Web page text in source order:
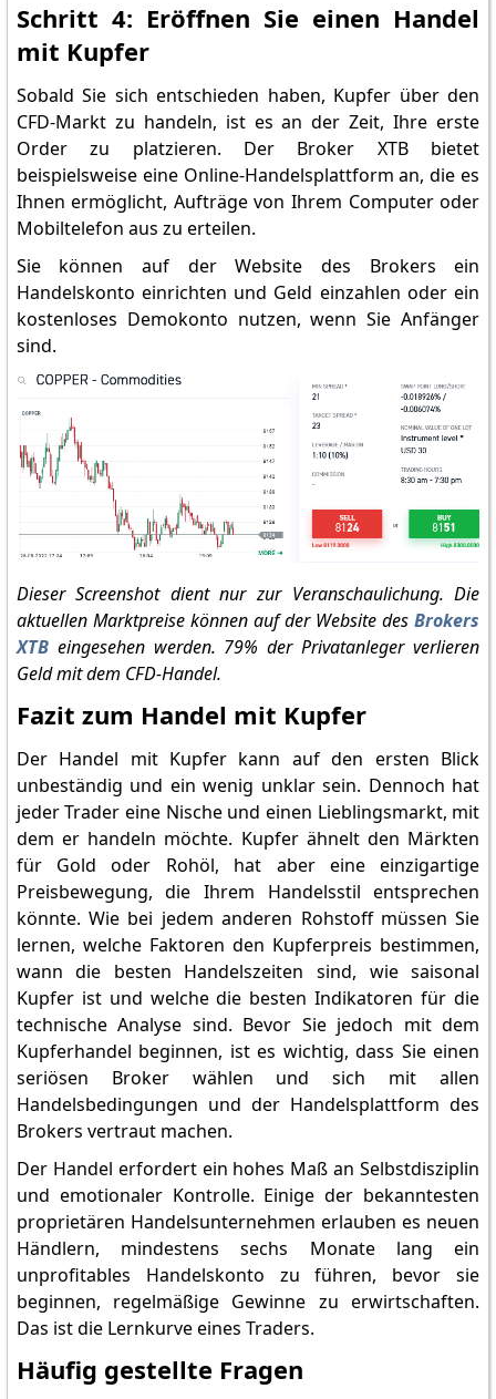
Schritt 4: Eröffnen Sie einen Handel
mit Kupfer
Sobald Sie sich entschieden haben, Kupfer über den
CFD-Markt zu handeln, ist es an der Zeit, Ihre erste
Order zu platzieren. Der Broker XTB bietet
beispielsweise eine Online-Handelsplattform an, die es
Ihnen ermöglicht, Aufträge von Ihrem Computer oder
Mobiltelefon aus zu erteilen.
Sie können auf der Website des Brokers ein
Handelskonto einrichten und Geld einzahlen oder ein
kostenloses Demokonto nutzen, wenn Sie Anfänger
sind.
Dieser Screenshot dient nur zur Veranschaulichung. Die
aktuellen Marktpreise können auf der Website desBrokers
XTBeingesehen werden. 79% der Privatanleger verlieren
Geld mit dem CFD-Handel.
Fazit zum Handel mit Kupfer
Der Handel mit Kupfer kann auf den ersten Blick
unbeständig und ein wenig unklar sein. Dennoch hat
jeder Trader eine Nische und einen Lieblingsmarkt, mit
dem er handeln möchte. Kupfer ähnelt den Märkten
für Gold oder Rohöl, hat aber eine einzigartige
Preisbewegung, die Ihrem Handelsstil entsprechen
könnte. Wie bei jedem anderen Rohstoff müssen Sie
lernen, welche Faktoren den Kupferpreis bestimmen,
wann die besten Handelszeiten sind, wie saisonal
Kupfer ist und welche die besten Indikatoren für die
technische Analyse sind. Bevor Sie jedoch mit dem
Kupferhandel beginnen, ist es wichtig, dass Sie einen
seriösen Broker wählen und sich mit allen
Handelsbedingungen und der Handelsplattform des
Brokers vertraut machen.
Der Handel erfordert ein hohes Maß an Selbstdisziplin
und emotionaler Kontrolle. Einige der bekanntesten
proprietären Handelsunternehmen erlauben es neuen
Händlern, mindestens sechs Monate lang ein
unprofitables Handelskonto zu führen, bevor sie
beginnen, regelmäßige Gewinne zu erwirtschaften.
Das ist die Lernkurve eines Traders.
Häufig gestellte Fragen